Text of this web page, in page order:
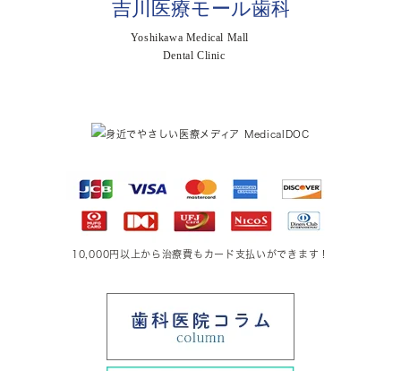
10,000円以上から治療費もカード支払いができます！